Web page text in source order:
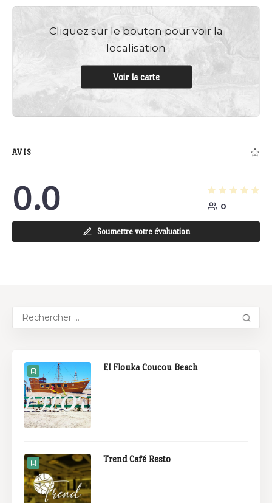
Cliquez sur le bouton pour voir la
localisation
Voir la carte
AVIS
0.0 0
Soumettre votre évaluation
El Flouka Coucou Beach
Trend Café Resto